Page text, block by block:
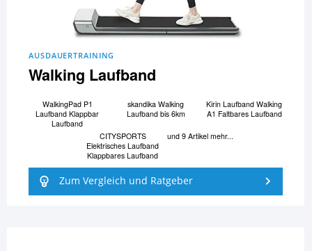
AUSDAUERTRAINING
Walking Laufband
WalkingPad P1
Laufband Klappbar
Laufband
skandika Walking
Laufband bis 6km
Kirin Laufband Walking
A1 Faltbares Laufband
CITYSPORTS
Elektrisches Laufband
Klappbares Laufband
und 9 Artikel mehr...
Zum Vergleich und Ratgeber